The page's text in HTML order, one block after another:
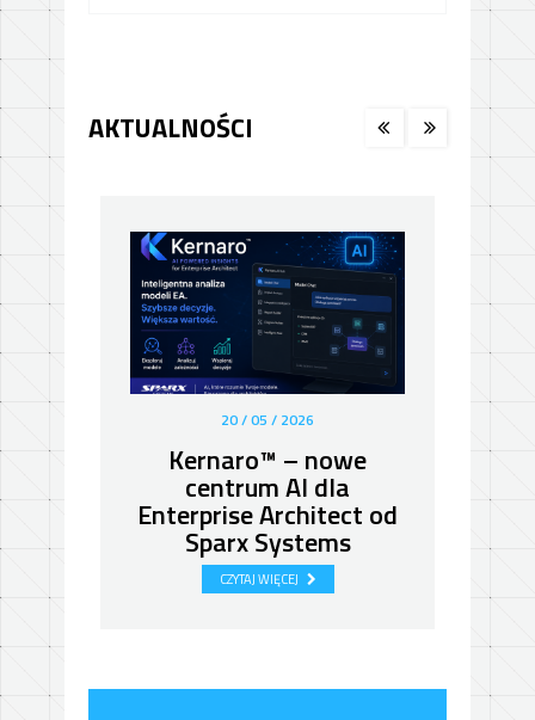
AKTUALNOŚCI
20 / 05 / 2026
Kernaro™ – nowe
centrum AI dla
Enterprise Architect od
Sparx Systems
CZYTAJ WIĘCEJ